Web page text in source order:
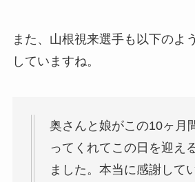
また、山根視来選手も以下のよ
していますね。
奥さんと娘がこの10ヶ月
ってくれてこの日を迎え
ました。本当に感謝して